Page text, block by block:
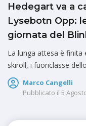
Hedegart va a
Lysebotn Opp:
giornata del
La lunga attesa è
skiroll, i fuoriclasse
Marco Cangelli
Pubblicato il 5